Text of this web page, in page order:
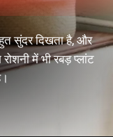
सुंदर दिखता है, और
में भी रबड़ प्लांट